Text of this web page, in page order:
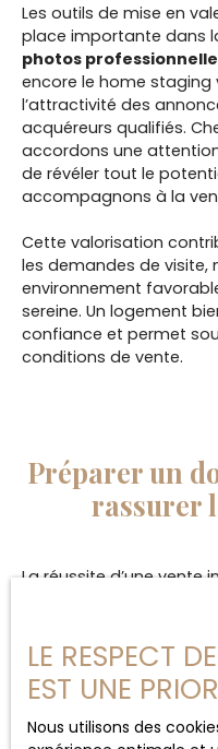
Les outils de mise en
place importante dans
photos
encore le home
l’attractivité des
acquéreurs qualifiés.
accordons une
de révéler tout le
accompagnons à la
Cette valorisation
les demandes de visite,
environnement
sereine. Un logement
confiance et permet
conditions de vente.
Préparer un
rassurer
La réussite d’une
acheteurs souhaitent
des informations
s’engager. Un
facilite naturellement
Les diagnostics
LE RESPECT
EST UNE
Nous utilisons des